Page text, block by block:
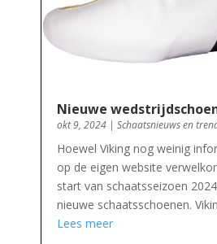
Nieuwe
okt 9, 2024| Schaatsnieuws en
Hoewel Viking nog weinig
op de eigen website
start van schaatsseizoen
nieuwe schaatsschoenen.
Lees meer